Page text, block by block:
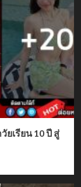
ยเรียน 10 ปี สู่